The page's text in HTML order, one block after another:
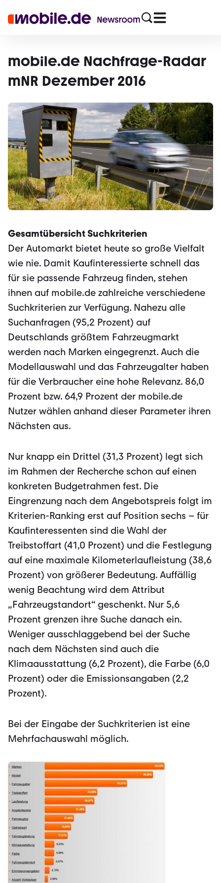
mobile.de Nachfrage-Radar
mNR Dezember 2016
Gesamtübersicht Suchkriterien
Der Automarkt bietet heute so große Vielfalt
wie nie. Damit Kaufinteressierte schnell das
für sie passende Fahrzeug finden, stehen
ihnen auf mobile.de zahlreiche verschiedene
Suchkriterien zur Verfügung. Nahezu alle
Suchanfragen (95,2 Prozent) auf
Deutschlands größtem Fahrzeugmarkt
werden nach Marken eingegrenzt. Auch die
Modellauswahl und das Fahrzeugalter haben
für die Verbraucher eine hohe Relevanz. 86,0
Prozent bzw. 64,9 Prozent der mobile.de
Nutzer wählen anhand dieser Parameter ihren
Nächsten aus.
Nur knapp ein Drittel (31,3 Prozent) legt sich
im Rahmen der Recherche schon auf einen
konkreten Budgetrahmen fest. Die
Eingrenzung nach dem Angebotspreis folgt im
Kriterien-Ranking erst auf Position sechs – für
Kaufinteressenten sind die Wahl der
Treibstoffart (41,0 Prozent) und die Festlegung
auf eine maximale Kilometerlaufleistung (38,6
Prozent) von größerer Bedeutung. Auffällig
wenig Beachtung wird dem Attribut
„Fahrzeugstandort“ geschenkt. Nur 5,6
Prozent grenzen ihre Suche danach ein.
Weniger ausschlaggebend bei der Suche
nach dem Nächsten sind auch die
Klimaausstattung (6,2 Prozent), die Farbe (6,0
Prozent) oder die Emissionsangaben (2,2
Prozent).
Bei der Eingabe der Suchkriterien ist eine
Mehrfachauswahl möglich.